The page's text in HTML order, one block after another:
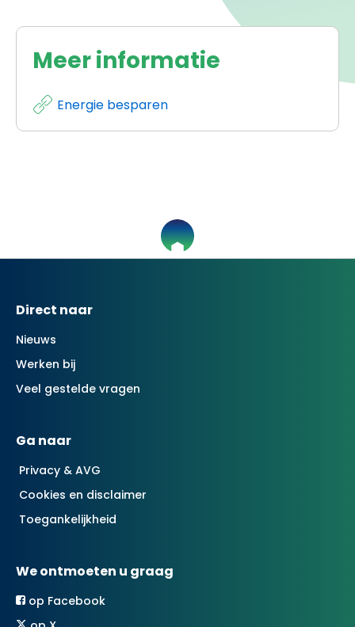
Meer informatie
Energie besparen
Contactinformatie
Direct naar
Nieuws
Werken bij
Veel gestelde vragen
Ga naar
Privacy & AVG
Cookies en disclaimer
Toegankelijkheid
We ontmoeten u graag
op Facebook